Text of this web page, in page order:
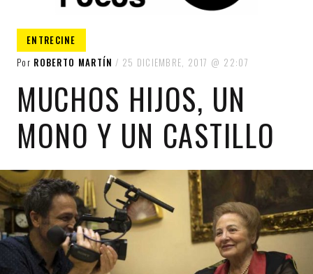
ENTRECINE
Por ROBERTO MARTÍN 25 DICIEMBRE, 2017 22:07
MUCHOS HIJOS, UN
MONO Y UN CASTILLO